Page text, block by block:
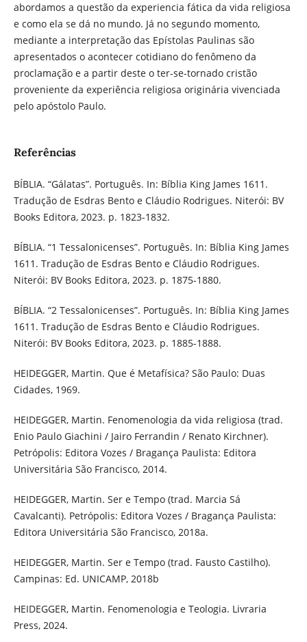
abordamos a questão da experiencia fática da vida religiosa
e como ela se dá no mundo. Já no segundo momento,
mediante a interpretação das Epístolas Paulinas são
apresentados o acontecer cotidiano do fenômeno da
proclamação e a partir deste o ter-se-tornado cristão
proveniente da experiência religiosa originária vivenciada
pelo apóstolo Paulo.
Referências
BÍBLIA. “Gálatas”. Português. In: Bíblia King James 1611.
Tradução de Esdras Bento e Cláudio Rodrigues. Niterói: BV
Books Editora, 2023. p. 1823-1832.
BÍBLIA. “1 Tessalonicenses”. Português. In: Bíblia King James
1611. Tradução de Esdras Bento e Cláudio Rodrigues.
Niterói: BV Books Editora, 2023. p. 1875-1880.
BÍBLIA. “2 Tessalonicenses”. Português. In: Bíblia King James
1611. Tradução de Esdras Bento e Cláudio Rodrigues.
Niterói: BV Books Editora, 2023. p. 1885-1888.
HEIDEGGER, Martin. Que é Metafísica? São Paulo: Duas
Cidades, 1969.
HEIDEGGER, Martin. Fenomenologia da vida religiosa (trad.
Enio Paulo Giachini / Jairo Ferrandin / Renato Kirchner).
Petrópolis: Editora Vozes / Bragança Paulista: Editora
Universitária São Francisco, 2014.
HEIDEGGER, Martin. Ser e Tempo (trad. Marcia Sá
Cavalcanti). Petrópolis: Editora Vozes / Bragança Paulista:
Editora Universitária São Francisco, 2018a.
HEIDEGGER, Martin. Ser e Tempo (trad. Fausto Castilho).
Campinas: Ed. UNICAMP, 2018b
HEIDEGGER, Martin. Fenomenologia e Teologia. Livraria
Press, 2024.